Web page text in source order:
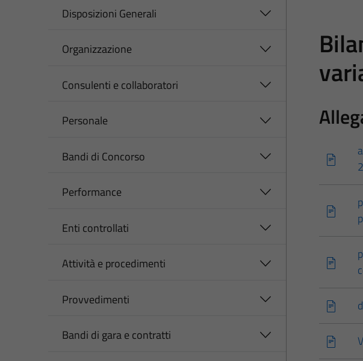
Disposizioni Generali
Organizzazione
Consulenti e collaboratori
Personale
Bandi di Concorso
Performance
Enti controllati
Attività e procedimenti
Provvedimenti
Bandi di gara e contratti